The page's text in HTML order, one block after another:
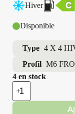
Hiver
Disponible
Type 4 X 4
Profil M6
4 en stock
quantité
de
Minerva